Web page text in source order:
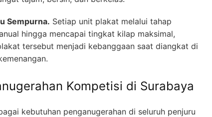
Sempurna. Setiap unit plakat melalui tahap
hingga mencapai tingkat kilap maksimal,
tersebut menjadi kebanggaan saat diangkat di
Kompetisi di Surabaya
kebutuhan penganugerahan di seluruh penjuru